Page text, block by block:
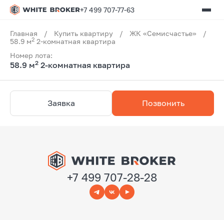
+7 499 707-77-63
Главная / Купить квартиру / ЖК «Семисчастье»
/
58.9 м2 2-комнатная квартира
Номер лота:
58.9 м2 2-комнатная квартира
Заявка Позвонить
+7 499 707-28-28